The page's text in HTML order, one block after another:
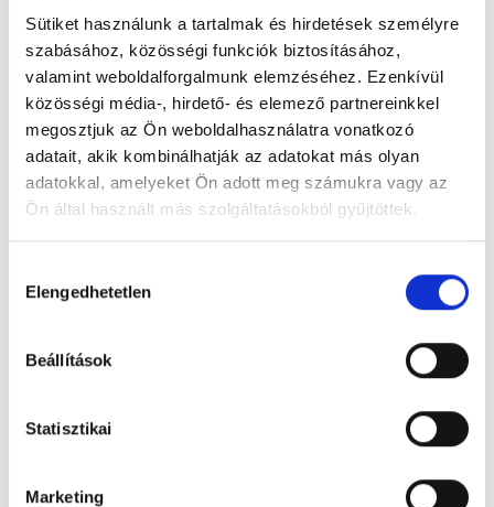
Sütiket használunk a tartalmak és hirdetések személyre
szabásához, közösségi funkciók biztosításához,
valamint weboldalforgalmunk elemzéséhez. Ezenkívül
közösségi média-, hirdető- és elemező partnereinkkel
megosztjuk az Ön weboldalhasználatra vonatkozó
adatait, akik kombinálhatják az adatokat más olyan
adatokkal, amelyeket Ön adott meg számukra vagy az
Ön által használt más szolgáltatásokból gyűjtöttek.
kiválasztása
Elengedhetetlen
Beállítások
Statisztikai
Marketing
2022. AUG. 16.
VISEGRÁD GOKART ÉS KALANDPARK